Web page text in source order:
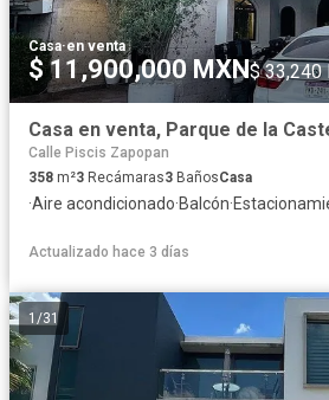
Casa·en venta
$ 11,900,000 MXN$ 33,240
Calle Piscis Zapopan
358 m²3 Recámaras3 BañosCasa
·Aire acondicionado·Balcón·
Actualizado hace 3 días
1 /31